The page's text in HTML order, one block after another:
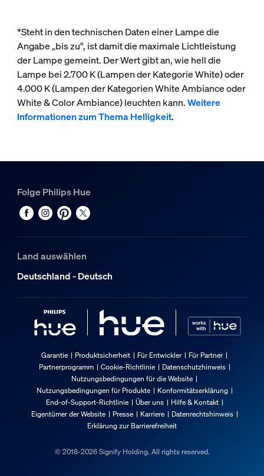
*Steht in den technischen Daten einer Lampe die
Angabe „bis zu“, ist damit die maximale Lichtleistung
der Lampe gemeint. Der Wert gibt an, wie hell die
Lampe bei 2.700 K (Lampen der Kategorie White) oder
4.000 K (Lampen der Kategorien White Ambiance oder
White & Color Ambiance) leuchten kann.Weitere
Informationen zum Thema Helligkeit.
Folge Philips Hue
Land auswählen
Deutschland - Deutsch
Garantie Produktsicherheit Für Entwickler
Für Partner
Partnerprogramm
Cookie-Richtlinie
Datenschutzhinweis
Nutzungsbedingungen für die Website
Nutzungsbedingungen für Produkte
Konformitätserklärung
End-of-Support-Richtlinie
Über uns
Hilfe & Kontakt
Eigentümer der Website
Presse Karriere
Datenrechtshinweis
Erklärung zur Barrierefreiheit
© 2018-2026 Signify Holding. All rights reserved.